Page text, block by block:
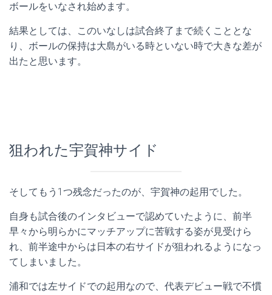
ボールをいなされ始めます。
結果としては、このいなしは試合終了まで続くこととな
り、ボールの保持は大島がいる時といない時で大きな差が
出たと思います。
狙われた宇賀神サイド
そしてもう1つ残念だったのが、宇賀神の起用でした。
自身も試合後のインタビューで認めていたように、前半
早々から明らかにマッチアップに苦戦する姿が見受けら
れ、前半途中からは日本の右サイドが狙われるようになっ
てしまいました。
浦和では左サイドでの起用なので、代表デビュー戦で不慣